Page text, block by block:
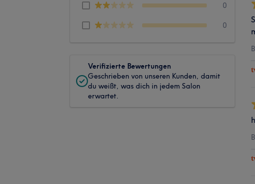
0
0
Verifizierte Bewertungen
Geschrieben von unseren Kunden, damit
du weißt, was dich in jedem Salon
erwartet.